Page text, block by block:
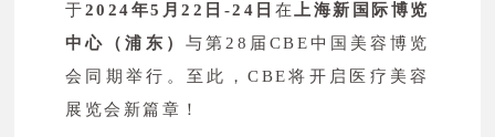
于2024年5月22日-24日 在上海新国际博览
中心（浦东） 与第28届CBE中国美容博览
会同期举行。至此，CBE将开启医疗美容
展览会新篇章！